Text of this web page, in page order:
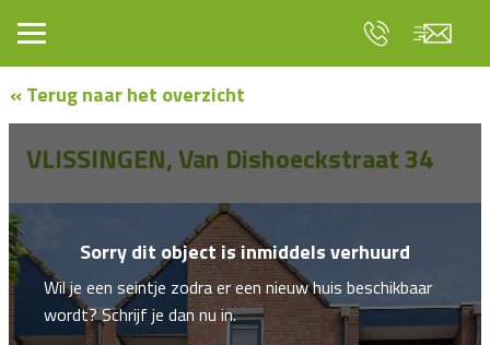
« Terug naar het overzicht
Sorry dit object is inmiddels verhuurd
Wil je een seintje zodra er een nieuw huis beschikbaar
wordt? Schrijf je dan nu in.
VLISSINGEN, Van Dishoeckstraat 34